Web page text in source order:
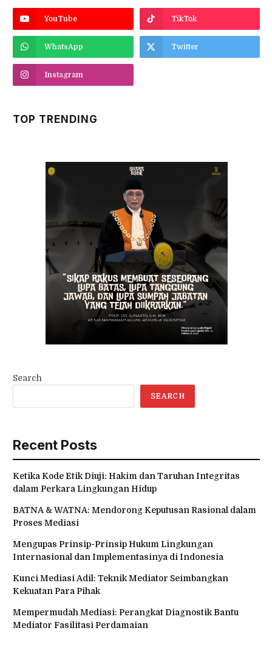
YouTube TikTok
WhatsApp Twitter
Instagram
TOP TRENDING
Search
SEARCH
Recent Posts
Ketika Kode Etik Diuji: Hakim dan Taruhan Integritas
dalam Perkara Lingkungan Hidup
BATNA & WATNA: Mendorong Keputusan Rasional dalam
Proses Mediasi
Mengupas Prinsip-Prinsip Hukum Lingkungan
Internasional dan Implementasinya di Indonesia
Kunci Mediasi Adil: Teknik Mediator Seimbangkan
Kekuatan Para Pihak
Mempermudah Mediasi: Perangkat Diagnostik Bantu
Mediator Fasilitasi Perdamaian